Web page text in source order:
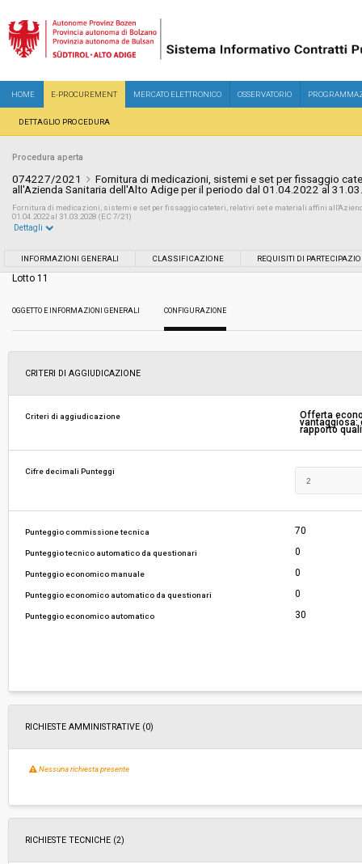
HOME E-PROCUREMENT MERCATO ELETTRONICO OSSERVATORIO
DETTAGLIO PROCEDURA
Procedura aperta
074227/2021
Fornitura di medicazioni, sistemi e set per fissaggio
all'Azienda Sanitaria dell'Alto Adige per il periodo dal 01.04.2022 al
Fornitura di medicazioni, sistemi e set per fissaggio cateteri, relativi set e materiali affini
01.04.2022 al 31.03.2028 (EC 7/21)
Tipo di contratto:
No
Scelta del contraente:
Valore stimato della procedura:
Dettagli
INFORMAZIONI GENERALI CLASSIFICAZIONE REQUISITI DI
Lotto 11
OGGETTO E INFORMAZIONI GENERALI CONFIGURAZIONE
CRITERI DI AGGIUDICAZIONE
Criteri di aggiudicazione Offerta
vantaggiosa:
rapporto
Cifre decimali Punteggi
Punteggio commissione tecnica 70
Punteggio tecnico automatico da questionari 0
Punteggio economico manuale 0
Punteggio economico automatico da questionari 0
Punteggio economico automatico 30
RICHIESTE AMMINISTRATIVE (0)
Nessuna richiesta presente
RICHIESTE TECNICHE (2)